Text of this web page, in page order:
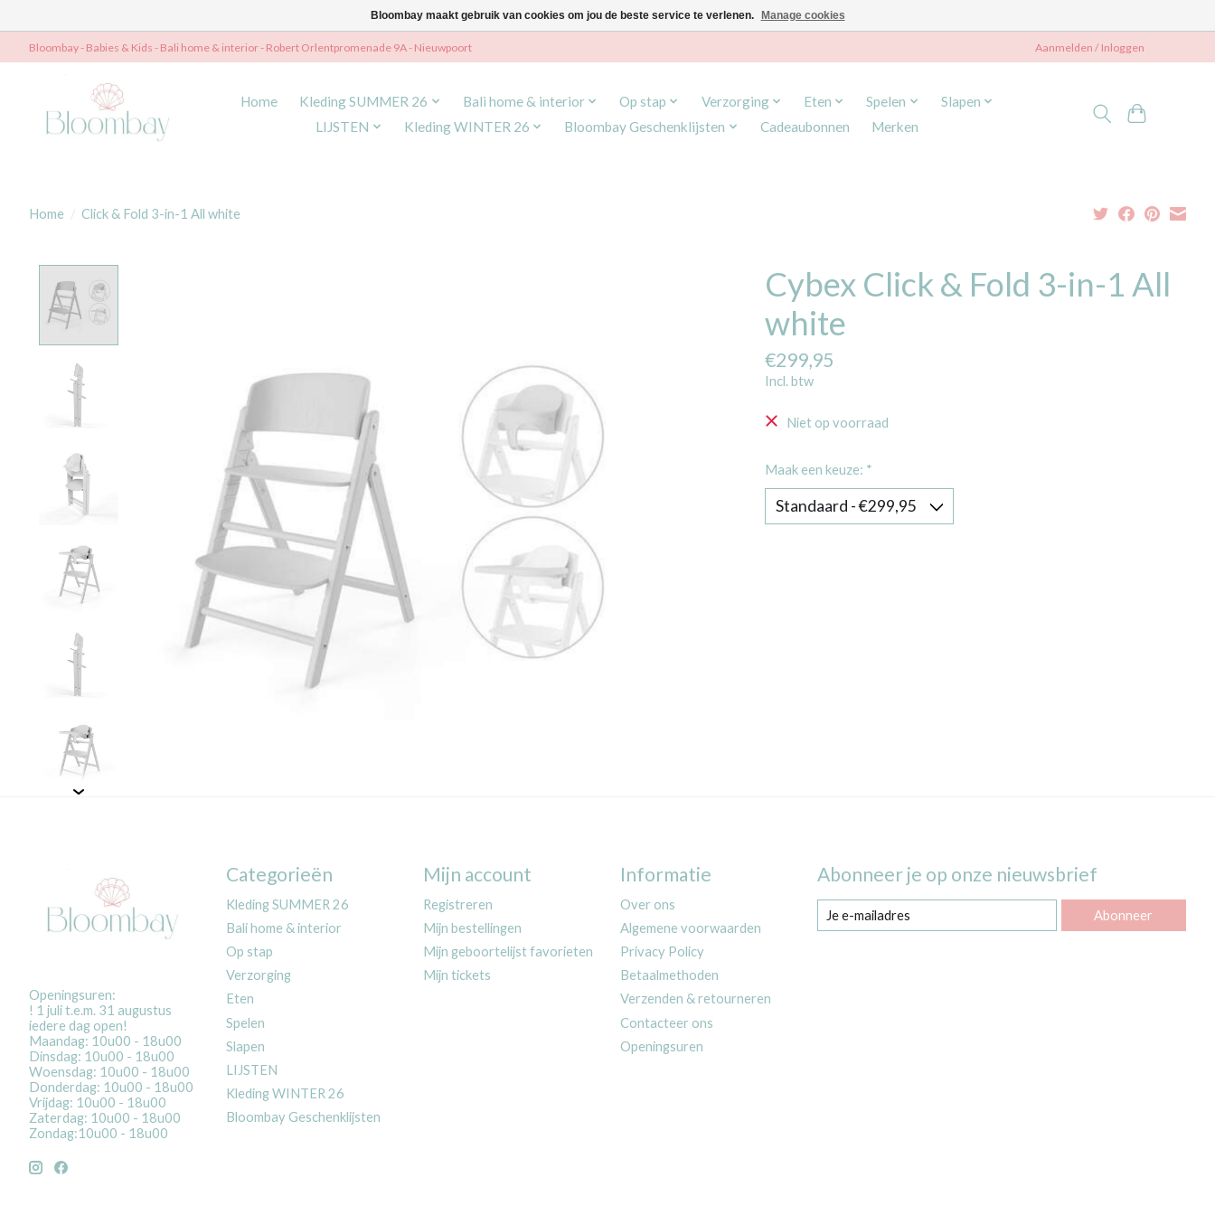
Bloombay - Babies & Kids - Bali home & interior - Robert Orlentpromenade 9A - Nieuwpoort Aanmelden / Inloggen
Home Kleding SUMMER 26 Bali home & interior Op stap Verzorging Eten Spelen
Slapen
LIJSTEN
Kleding WINTER 26 Bloombay Geschenklijsten Cadeaubonnen Merken
Home / Click & Fold 3-in-1 All white
Cybex Click & Fold 3-in-1 All
white
€299,95
Incl. btw
Niet op voorraad
Maak een keuze: *
Openingsuren:
! 1 juli t.e.m. 31 augustus
iedere dag open!
Maandag: 10u00 - 18u00
Dinsdag: 10u00 - 18u00
Woensdag: 10u00 - 18u00
Donderdag: 10u00 - 18u00
Vrijdag: 10u00 - 18u00
Zaterdag: 10u00 - 18u00
Zondag:10u00 - 18u00
Categorieën
Kleding SUMMER 26
Bali home & interior
Op stap
Verzorging
Eten
Spelen
Slapen
LIJSTEN
Kleding WINTER 26
Bloombay Geschenklijsten
Mijn account
Registreren
Mijn bestellingen
Mijn geboortelijst favorieten
Mijn tickets
Informatie
Over ons
Algemene voorwaarden
Privacy Policy
Betaalmethoden
Verzenden & retourneren
Contacteer ons
Openingsuren
Abonneer je op onze nieuwsbrief
Abonneer
Bloombay maakt gebruik van cookies om jou de beste service te verlenen. Manage cookies